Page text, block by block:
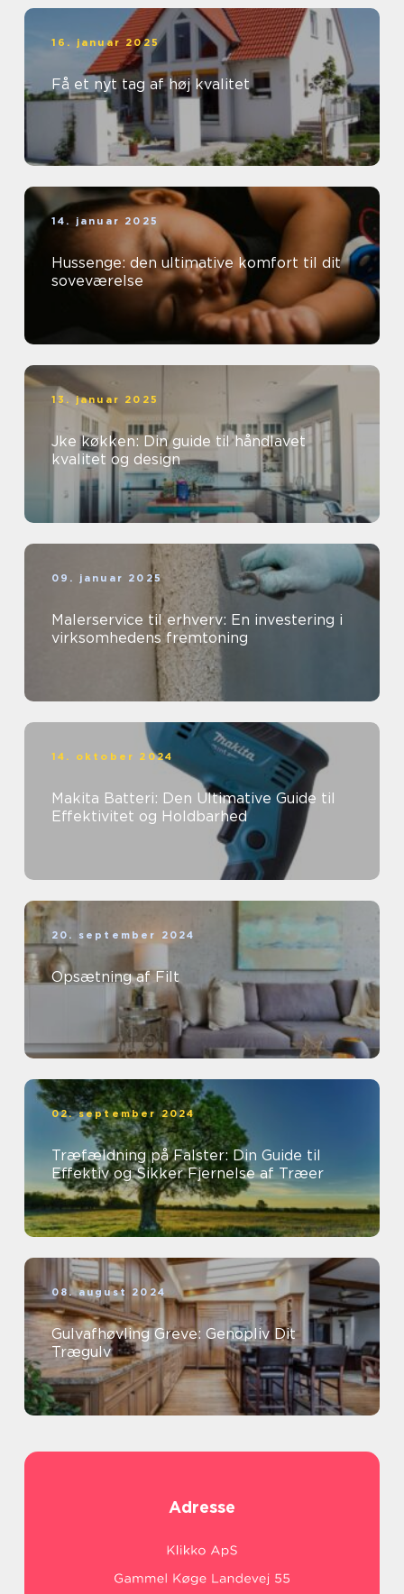
16. januar 2025
Få et nyt tag af høj kvalitet
14. januar 2025
Hussenge: den ultimative komfort til dit
soveværelse
13. januar 2025
Jke køkken: Din guide til håndlavet
kvalitet og design
09. januar 2025
Malerservice til erhverv: En investering i
virksomhedens fremtoning
14. oktober 2024
Makita Batteri: Den Ultimative Guide til
Effektivitet og Holdbarhed
20. september 2024
Opsætning af Filt
02. september 2024
Træfældning på Falster: Din Guide til
Effektiv og Sikker Fjernelse af Træer
08. august 2024
Gulvafhøvling Greve: Genopliv Dit
Trægulv
Adresse